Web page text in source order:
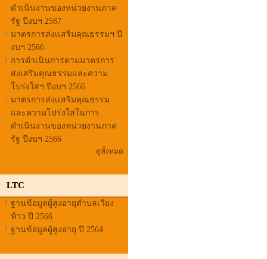
ดำเนินงานของหน่วยงานภาค
รัฐ ปีงบฯ 2567
มาตรการส่งเเสริมคุณธรรมฯ ปี
งบฯ 2566
การดำเนินการตามมาตรการ
ส่งเสริมคุณธรรมและความ
โปร่งใสฯ ปีงบฯ 2566
มาตรการส่งเเสริมคุณธรรม
และความโปร่งใสในการ
ดำเนินงานของหน่วยงานภาค
รัฐ ปีงบฯ 2566
ดูทั้งหมด
LTC
ฐานข้อมูลผู้สูงอายุตำบลเวียง
ห้าว ปี 2566
ฐานข้อมูลผู้สูงอายุ ปี 2564